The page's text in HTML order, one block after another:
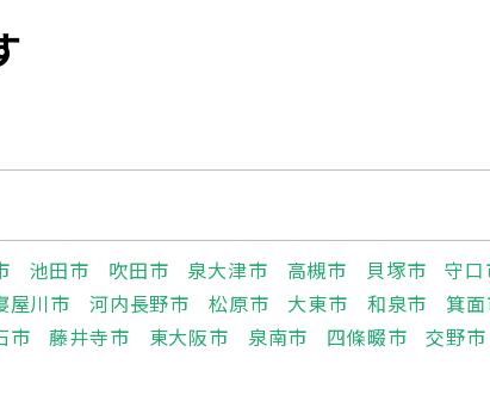
池田市 吹田市 泉大津市 高槻市 貝塚市 守口
屋川市 河内長野市 松原市 大東市 和泉市 箕
市 藤井寺市 東大阪市 泉南市 四條畷市 交野市